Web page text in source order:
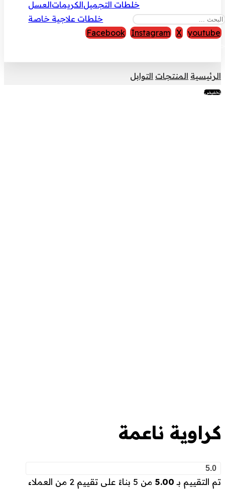
العسلالكريماتخلطات التجميل
خلطات علاجية خاصة
Facebook Instagram X youtube
الرئيسية المنتجات التوابل
تخفيض!
كراوية ناعمة
5.0
تم التقييم بـ 5.00 من 5 بناءً على تقييم 2 من العملاء